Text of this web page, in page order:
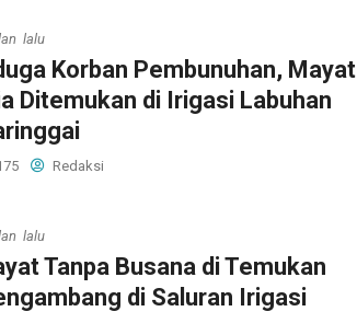
lalu
Korban Pembunuhan, Mayat
Ditemukan di Irigasi Labuhan
Redaksi
lalu
Tanpa Busana di Temukan
di Saluran Irigasi